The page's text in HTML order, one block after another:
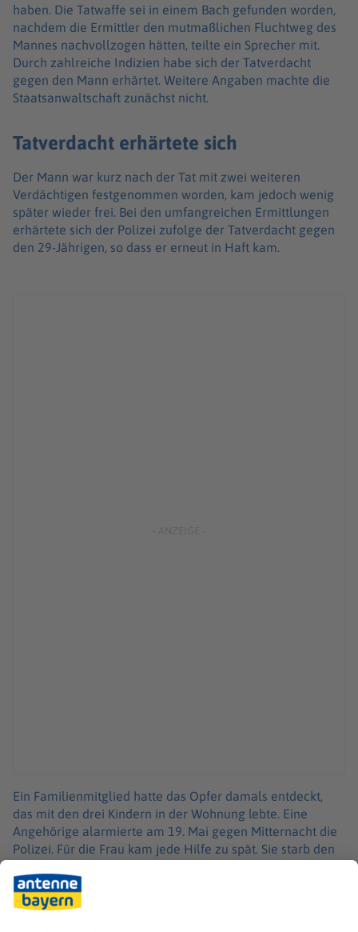
haben. Die Tatwaffe sei in einem Bach gefunden worden,
nachdem die Ermittler den mutmaßlichen Fluchtweg des
Mannes nachvollzogen hätten, teilte ein Sprecher mit.
Durch zahlreiche Indizien habe sich der Tatverdacht
gegen den Mann erhärtet. Weitere Angaben machte die
Staatsanwaltschaft zunächst nicht.
Tatverdacht erhärtete sich
Der Mann war kurz nach der Tat mit zwei weiteren
Verdächtigen festgenommen worden, kam jedoch wenig
später wieder frei. Bei den umfangreichen Ermittlungen
erhärtete sich der Polizei zufolge der Tatverdacht gegen
den 29-Jährigen, so dass er erneut in Haft kam.
Ein Familienmitglied hatte das Opfer damals entdeckt,
das mit den drei Kindern in der Wohnung lebte. Eine
Angehörige alarmierte am 19. Mai gegen Mitternacht die
Polizei. Für die Frau kam jede Hilfe zu spät. Sie starb den
Schussverletzungen.
Über die Zulassung der Anklage muss nun das